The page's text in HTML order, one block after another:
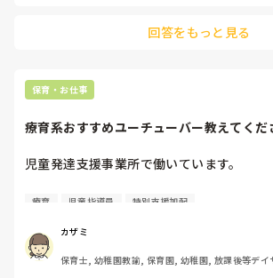
回答をもっと見る
保育・お仕事
療育系おすすめユーチューバー教えてくだ
児童発達支援事業所で働いています。
児童発達支援系、療育系メイン
療育 児童指導員 特別支援加配
カザミ
保育士, 幼稚園教諭, 保育園, 幼稚園, 放課後等デイ